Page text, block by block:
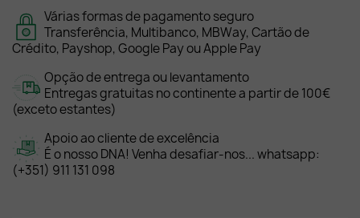
Várias formas de pagamento seguro
Transferência, Multibanco, MBWay, Cartão de
Crédito, Payshop, Google Pay ou Apple Pay
Opção de entrega ou levantamento
Entregas gratuitas no continente a partir de 100€
(exceto estantes)
Apoio ao cliente de excelência
É o nosso DNA! Venha desafiar-nos... whatsapp:
(+351) 911 131 098